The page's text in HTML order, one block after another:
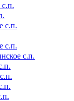
с.п.
с.п.
с.п.
с.п.